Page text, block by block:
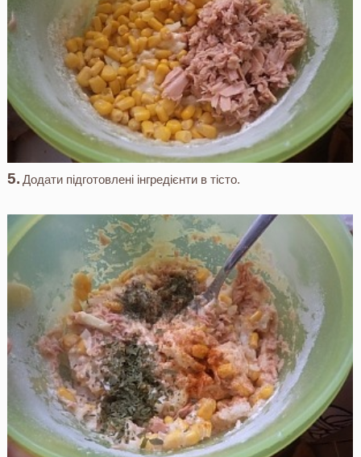
Додати підготовлені інгредієнти в тісто.